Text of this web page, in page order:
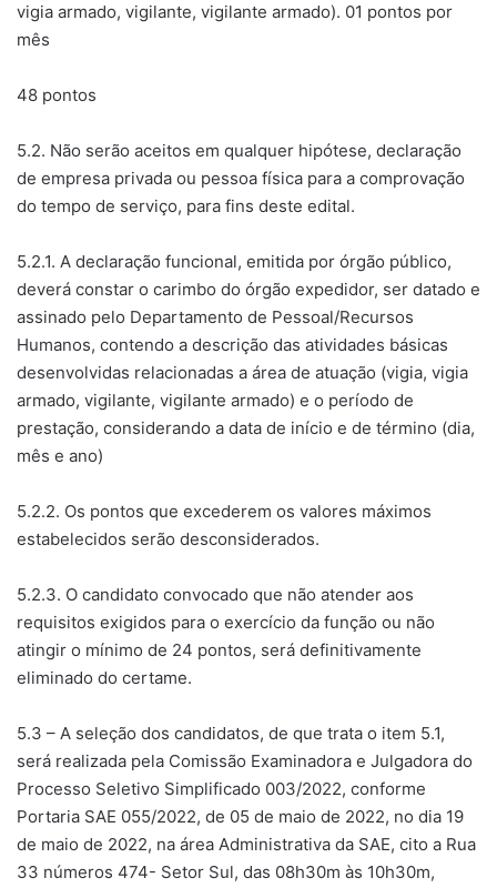
vigia armado, vigilante, vigilante armado). 01 pontos por
mês
48 pontos
5.2. Não serão aceitos em qualquer hipótese, declaração
de empresa privada ou pessoa física para a comprovação
do tempo de serviço, para fins deste edital.
5.2.1. A declaração funcional, emitida por órgão público,
deverá constar o carimbo do órgão expedidor, ser datado e
assinado pelo Departamento de Pessoal/Recursos
Humanos, contendo a descrição das atividades básicas
desenvolvidas relacionadas a área de atuação (vigia, vigia
armado, vigilante, vigilante armado) e o período de
prestação, considerando a data de início e de término (dia,
mês e ano)
5.2.2. Os pontos que excederem os valores máximos
estabelecidos serão desconsiderados.
5.2.3. O candidato convocado que não atender aos
requisitos exigidos para o exercício da função ou não
atingir o mínimo de 24 pontos, será definitivamente
eliminado do certame.
5.3 – A seleção dos candidatos, de que trata o item 5.1,
será realizada pela Comissão Examinadora e Julgadora do
Processo Seletivo Simplificado 003/2022, conforme
Portaria SAE 055/2022, de 05 de maio de 2022, no dia 19
de maio de 2022, na área Administrativa da SAE, cito a Rua
33 números 474- Setor Sul, das 08h30m às 10h30m,